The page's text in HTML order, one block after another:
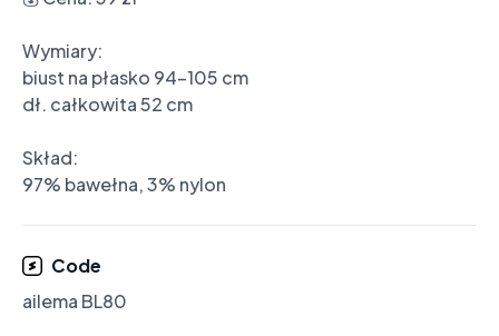
Wymiary:
biust na płasko 94-105 cm
dł. całkowita 52 cm
Skład:
97% bawełna, 3% nylon
Code
ailema BL80